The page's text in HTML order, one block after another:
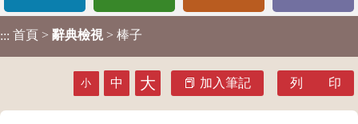
::: 首頁 > 辭典檢視 > 棒子
小 中 大 加入筆記 列 印